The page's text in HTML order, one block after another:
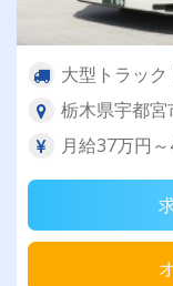
大型トラッ
栃木県宇都宮
月給37万円